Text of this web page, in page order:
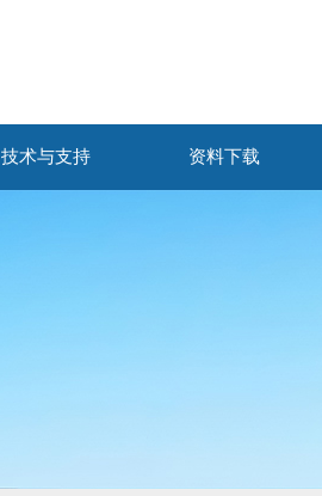
技术与支持 资料下载